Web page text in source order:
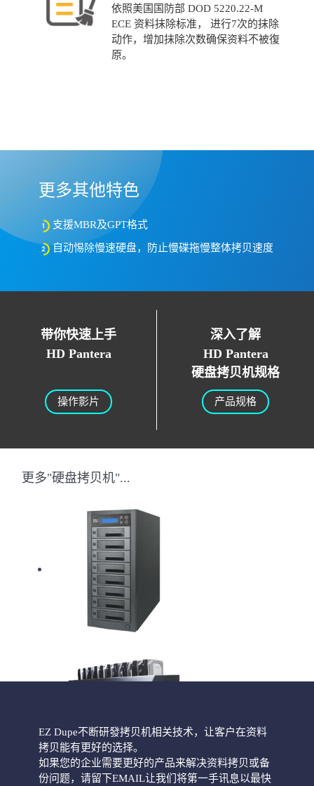
依照美国国防部 DOD 5220.22-M
ECE 资料抹除标准， 进行7次的抹除
动作，增加抹除次数确保资料不被復
原。
更多其他特色
支援MBR及GPT格式
自动惕除慢速硬盘，防止慢碟拖慢整体拷贝速度
带你快速上手
HD Pantera
操作影片
深入了解
HD Pantera
硬盘拷贝机规格
产品规格
更多"硬盘拷贝机"...
EZ Dupe不断研發拷贝机相关技术，让客户在资料
拷贝能有更好的选择。
如果您的企业需要更好的产品来解决资料拷贝或备
份问题，请留下EMAIL让我们将第一手讯息以最快